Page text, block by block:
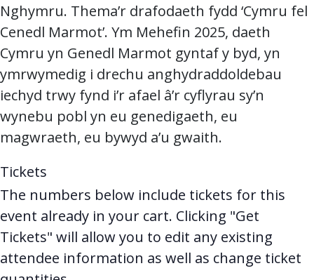
Nghymru. Thema’r drafodaeth fydd ‘Cymru fel
Cenedl Marmot’. Ym Mehefin 2025, daeth
Cymru yn Genedl Marmot gyntaf y byd, yn
ymrwymedig i drechu anghydraddoldebau
iechyd trwy fynd i’r afael â’r cyflyrau sy’n
wynebu pobl yn eu genedigaeth, eu
magwraeth, eu bywyd a’u gwaith.
Tickets
The numbers below include tickets for this
event already in your cart. Clicking "Get
Tickets" will allow you to edit any existing
attendee information as well as change ticket